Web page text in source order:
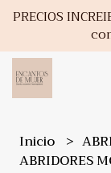
PRECIOS
Inicio
ABRIDORES